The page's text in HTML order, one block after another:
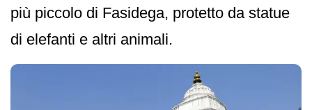
più piccolo di Fasidega, protetto da statue
di elefanti e altri animali.